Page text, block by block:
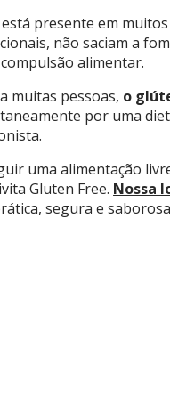
presente em
não saciam a
alimentar.
muitas pessoas, o
por uma
uma alimentação
Gluten Free. Nossa
segura e